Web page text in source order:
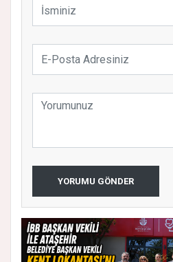
YORUMU GÖNDER